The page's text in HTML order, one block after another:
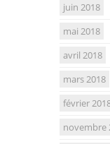
juin 2018
mai 2018
avril 2018
mars 2018
février
novembre